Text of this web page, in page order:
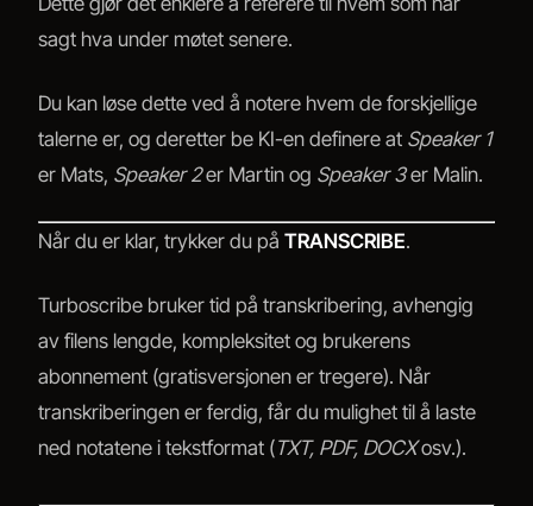
sagt hva under møtet senere.
Du kan løse dette ved å notere hvem de forskjellige
talerne er, og deretter be KI-en definere at Speaker 1
er Mats, Speaker 2er Martin og Speaker 3er Malin.
Når du er klar, trykker du på TRANSCRIBE.
Turboscribe bruker tid på transkribering, avhengig
av filens lengde, kompleksitet og brukerens
abonnement (gratisversjonen er tregere). Når
transkriberingen er ferdig, får du mulighet til å laste
ned notatene i tekstformat (TXT, PDF, DOCXosv.).